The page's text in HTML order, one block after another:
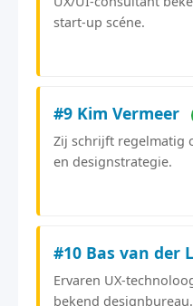
start-up scéne.
#9 Kim Vermeer
Zij schrijft regelmatig
en designstrategie.
#10 Bas van der
Ervaren UX-
bekend designbureau.